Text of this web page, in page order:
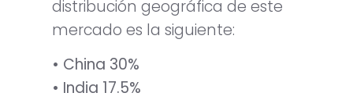
distribución geográfica de este
mercado es la siguiente:
• China 30%
• India 17.5%